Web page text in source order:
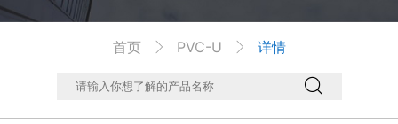
首页  PVC-U  详情
